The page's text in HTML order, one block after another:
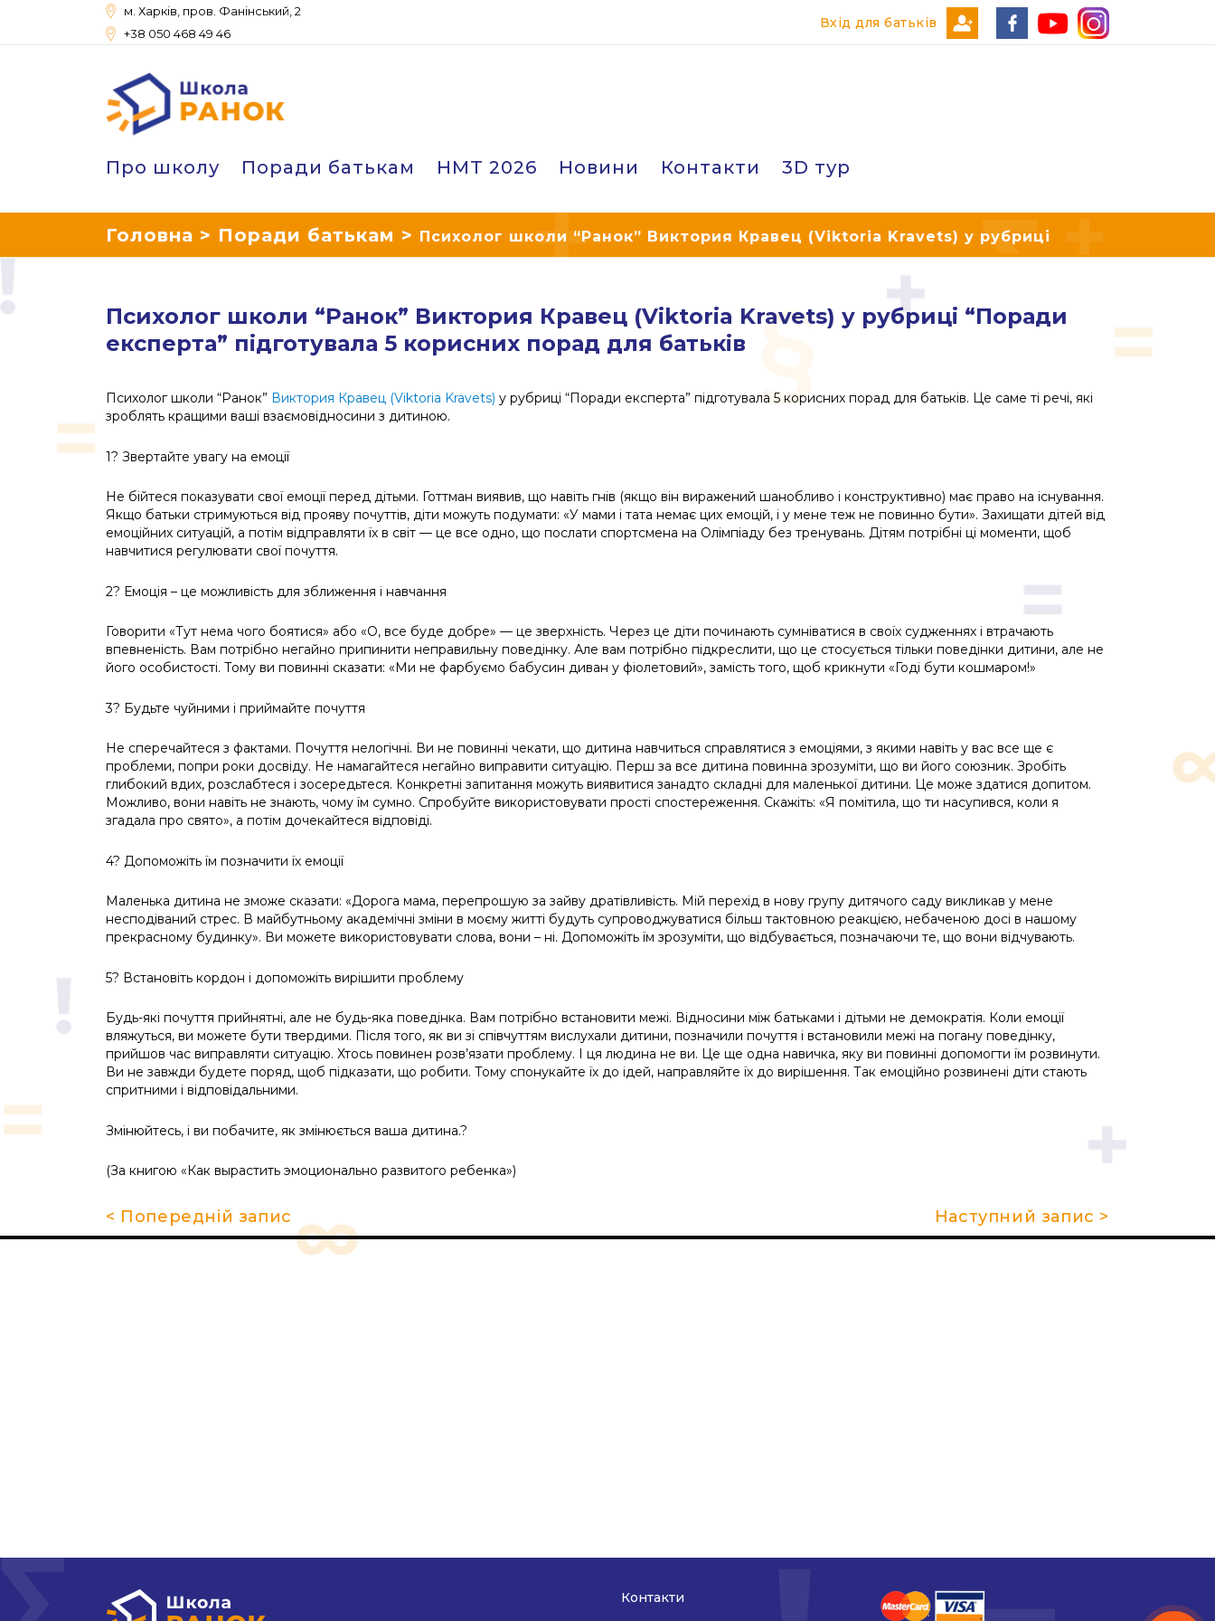
Про школу Поради батькам НМТ 2026 Новини Контакти 3D тур
Головна > Поради батькам > Психолог школи “Ранок” Виктория Кравец (Viktoria Kravets) у рубриці
Психолог школи “Ранок” Виктория Кравец (Viktoria Kravets) у рубриці “Поради
експерта” підготувала 5 корисних порад для батьків
Психолог школи “Ранок” Виктория Кравец (Viktoria Kravets) у рубриці “Поради експерта” підготувала 5 корисних порад для батьків. Це саме ті речі, які
зроблять кращими ваші взаємовідносини з дитиною.
1? Звертайте увагу на емоції
Не бійтеся показувати свої емоції перед дітьми. Готтман виявив, що навіть гнів (якщо він виражений шанобливо і конструктивно) має право на існування.
Якщо батьки стримуються від прояву почуттів, діти можуть подумати: «У мами і тата немає цих емоцій, і у мене теж не повинно бути». Захищати дітей від
емоційних ситуацій, а потім відправляти їх в світ — це все одно, що послати спортсмена на Олімпіаду без тренувань. Дітям потрібні ці моменти, щоб
навчитися регулювати свої почуття.
2? Емоція – це можливість для зближення і навчання
Говорити «Тут нема чого боятися» або «О, все буде добре» — це зверхність. Через це діти починають сумніватися в своїх судженнях і втрачають
впевненість. Вам потрібно негайно припинити неправильну поведінку. Але вам потрібно підкреслити, що це стосується тільки поведінки дитини, але не
його особистості. Тому ви повинні сказати: «Ми не фарбуємо бабусин диван у фіолетовий», замість того, щоб крикнути «Годі бути кошмаром!»
3? Будьте чуйними і приймайте почуття
Не сперечайтеся з фактами. Почуття нелогічні. Ви не повинні чекати, що дитина навчиться справлятися з емоціями, з якими навіть у вас все ще є
проблеми, попри роки досвіду. Не намагайтеся негайно виправити ситуацію. Перш за все дитина повинна зрозуміти, що ви його союзник. Зробіть
глибокий вдих, розслабтеся і зосередьтеся. Конкретні запитання можуть виявитися занадто складні для маленької дитини. Це може здатися допитом.
Можливо, вони навіть не знають, чому їм сумно. Спробуйте використовувати прості спостереження. Скажіть: «Я помітила, що ти насупився, коли я
згадала про свято», а потім дочекайтеся відповіді.
4? Допоможіть їм позначити їх емоції
Маленька дитина не зможе сказати: «Дорога мама, перепрошую за зайву дратівливість. Мій перехід в нову групу дитячого саду викликав у мене
несподіваний стрес. В майбутньому академічні зміни в моєму житті будуть супроводжуватися більш тактовною реакцією, небаченою досі в нашому
прекрасному будинку». Ви можете використовувати слова, вони – ні. Допоможіть їм зрозуміти, що відбувається, позначаючи те, що вони відчувають.
5? Встановіть кордон і допоможіть вирішити проблему
Будь-які почуття прийнятні, але не будь-яка поведінка. Вам потрібно встановити межі. Відносини між батьками і дітьми не демократія. Коли емоції
вляжуться, ви можете бути твердими. Після того, як ви зі співчуттям вислухали дитини, позначили почуття і встановили межі на погану поведінку,
прийшов час виправляти ситуацію. Хтось повинен розв’язати проблему. І ця людина не ви. Це ще одна навичка, яку ви повинні допомогти їм розвинути.
Ви не завжди будете поряд, щоб підказати, що робити. Тому спонукайте їх до ідей, направляйте їх до вирішення. Так емоційно розвинені діти стають
спритними і відповідальними.
Змінюйтесь, і ви побачите, як змінюється ваша дитина.?
(За книгою «Как вырастить эмоционально развитого ребенка»)
< Попередній запис Наступний запис >
Контакти
м. Харків, пров. Фанінський, 2
+38 050 468 49 46
Вхід для батьків